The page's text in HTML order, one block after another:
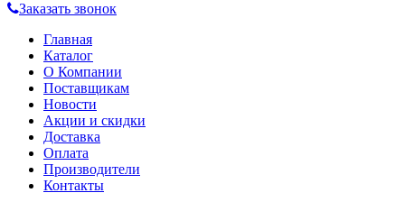
Заказать звонок
Главная
Каталог
О Компании
Поставщикам
Новости
Акции и скидки
Доставка
Оплата
Производители
Контакты